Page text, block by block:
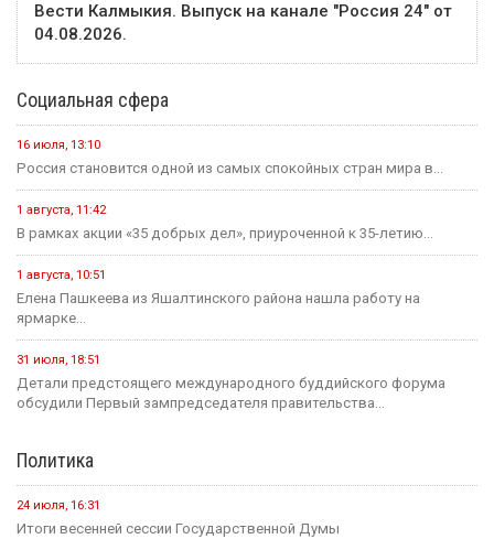
Вести Калмыкия. Выпуск на канале "Россия 24" от
04.08.2026.
Социальная сфера
16 июля, 13:10
Россия становится одной из самых спокойных стран мира в...
1 августа, 11:42
В рамках акции «35 добрых дел», приуроченной к 35-летию...
1 августа, 10:51
Елена Пашкеева из Яшалтинского района нашла работу на
ярмарке...
31 июля, 18:51
Детали предстоящего международного буддийского форума
обсудили Первый зампредседателя правительства...
Политика
24 июля, 16:31
Итоги весенней сессии Государственной Думы